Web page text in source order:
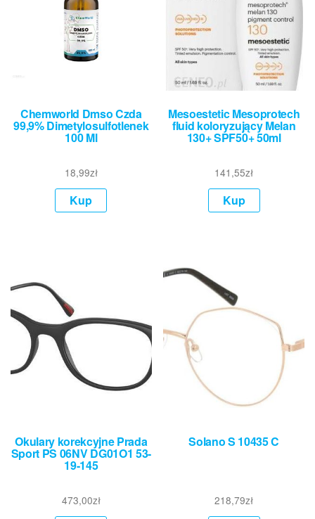
Chemworld Dmso Czda
99,9% Dimetylosulfotlenek
100 Ml
18,99zł
Kup
Mesoestetic Mesoprotech
fluid koloryzujący Melan
130+ SPF50+ 50ml
141,55zł
Kup
Okulary korekcyjne Prada
Sport PS 06NV DG01O1 53-
19-145
473,00zł
Solano S 10435 C
218,79zł